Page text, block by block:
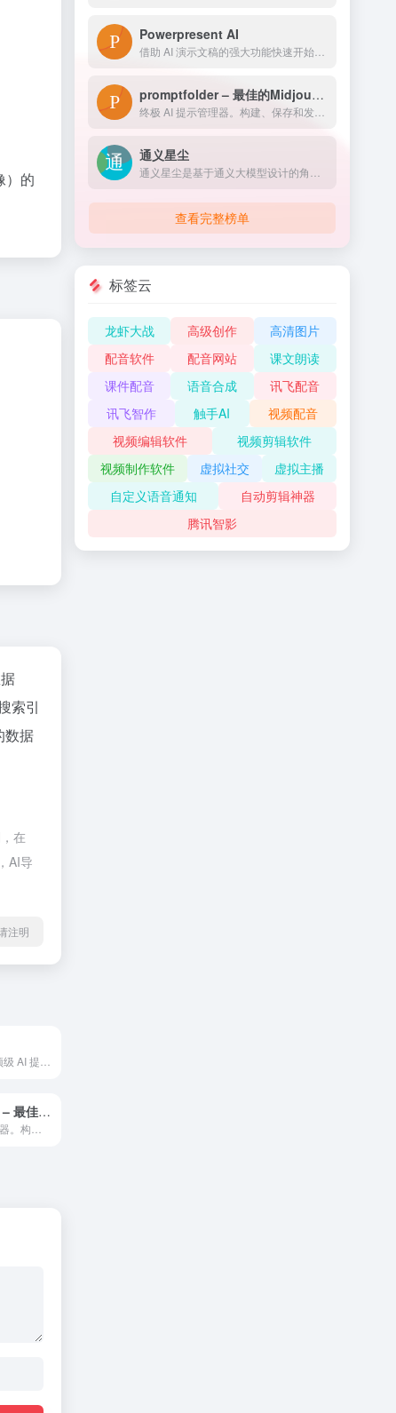
）的
索引
数据
在
AI导
注明
promptfolder – 最佳的Midjourney AI提示管理工具
Powerpresent AI
promptfolder – 最佳的Midjourney AI提示管理工具
通义星尘
查看完整榜单
标签云
龙虾大战 高级创作
高清图片
配音软件
配音网站
课文朗读
课件配音
语音合成
讯飞配音
讯飞智作
触手AI
视频配音
视频编辑软件
视频剪辑软件
视频制作软件
虚拟社交
虚拟主播
自定义语音通知
自动剪辑神器
腾讯智影